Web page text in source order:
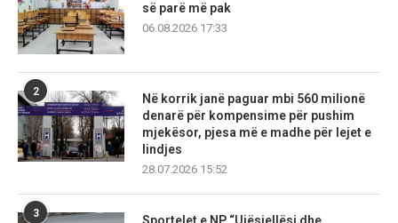
së parë më pak
06.08.2026 17:33
2
Në korrik janë paguar mbi 560 milionë
denarë për kompensime për pushim
mjekësor, pjesa më e madhe për lejet e
lindjes
28.07.2026 15:52
3